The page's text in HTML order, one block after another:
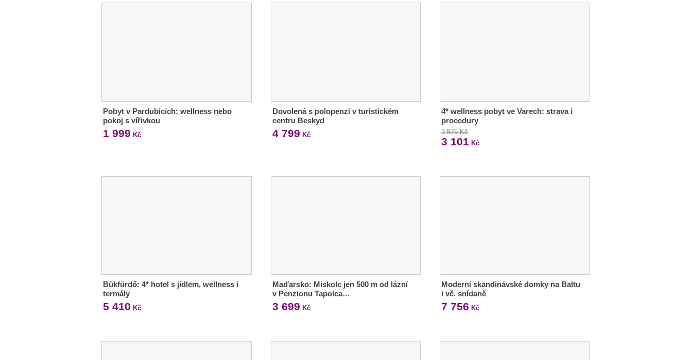
Pobyt v Pardubicích: wellness nebo
pokoj s vířivkou
1 999 Kč
Dovolená s polopenzí v turistickém
centru Beskyd
4 799 Kč
4* wellness pobyt ve Varech: strava i
procedury
3 875 Kč
3 101 Kč
Bükfürdő: 4* hotel s jídlem, wellness i
termály
5 410 Kč
Maďarsko: Miskolc jen 500 m od lázní
v Penzionu Tapolca…
3 699 Kč
Moderní skandinávské domky na Baltu
i vč. snídaně
7 756 Kč